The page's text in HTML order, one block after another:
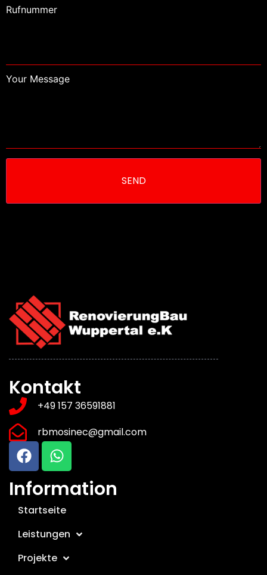
Rufnummer
Your Message
Kontakt
+49 157 36591881
rbmosinec@gmail.com
Information
Startseite
Leistungen
Projekte